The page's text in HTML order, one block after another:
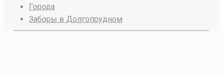
Города
Заборы в Долгопрудном